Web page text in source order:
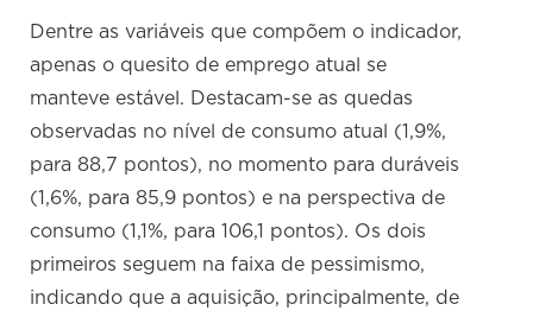
Dentre as variáveis que compõem o indicador,
apenas o quesito de emprego atual se
manteve estável. Destacam-se as quedas
observadas no nível de consumo atual (1,9%,
para 88,7 pontos), no momento para duráveis
(1,6%, para 85,9 pontos) e na perspectiva de
consumo (1,1%, para 106,1 pontos). Os dois
primeiros seguem na faixa de pessimismo,
indicando que a aquisição, principalmente, de